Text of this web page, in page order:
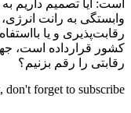
است: آیا تصمیم داریم
وابستگی به رانت
رقابت‌پذیری و یا
کشور قرارداده است،
رقابتی را رقم بزنیم؟
forget to subscribe!